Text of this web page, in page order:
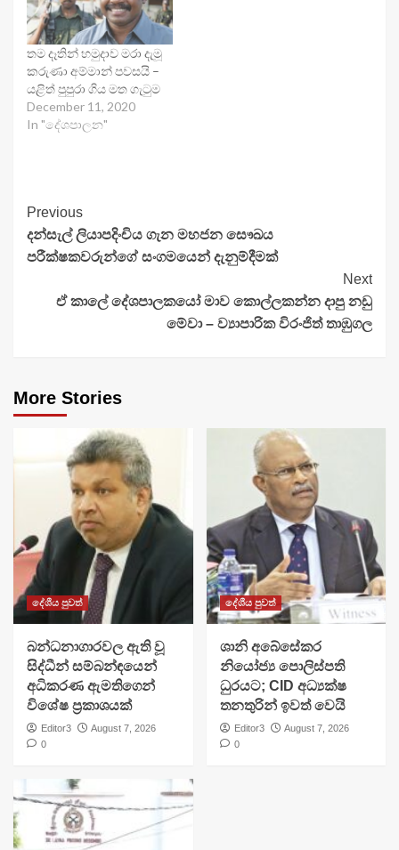
තම දෑතින් හමුදාව මරා දැමූ
කරුණා අම්මාන් පවසයි –
යළිත් පුපුරා ගිය මත ගැටුම
December 11, 2020
In "දේශපාලන"
Continue
Reading
Previous
දන්සැල් ලියාපදිංචිය ගැන මහජන සෞඛය
පරීක්ෂකවරුන්ගේ සංගමයෙන් දැනුම්දීමක්
Next
ඒ කාලේ දේශපාලකයෝ මාව කොල්ලකන්න දාපු නඩු
මේවා – ව්‍යාපාරික විරංජිත් තාඹුගල
More Stories
දේශීය පුවත්
බන්ධනාගාරවල ඇති වූ
සිද්ධීන් සම්බන්ඳයෙන්
අධිකරණ ඇමතිගෙන්
විශේෂ ප්‍රකාශයක්
Editor3
August 7, 2026
0
දේශීය පුවත්
ශානි අබේසේකර
නියෝජ්‍ය පොලිස්පති
ධුරයට; CID අධ්‍යක්ෂ
තනතුරින් ඉවත් වෙයි
Editor3
August 7, 2026
0